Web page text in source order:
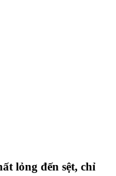
lỏng đến sệt, chỉ